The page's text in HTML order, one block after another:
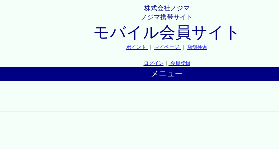
株式会社ノジマ
ノジマ携帯サイト
モバイル会員サイト
ポイント ｜ マイページ ｜ 店舗検索
ログイン ｜ 会員登録
メニュー